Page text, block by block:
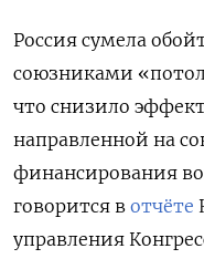
Россия сумела
союзниками
что снизило
направленной на
финансирования
говорится в отчёте
управления